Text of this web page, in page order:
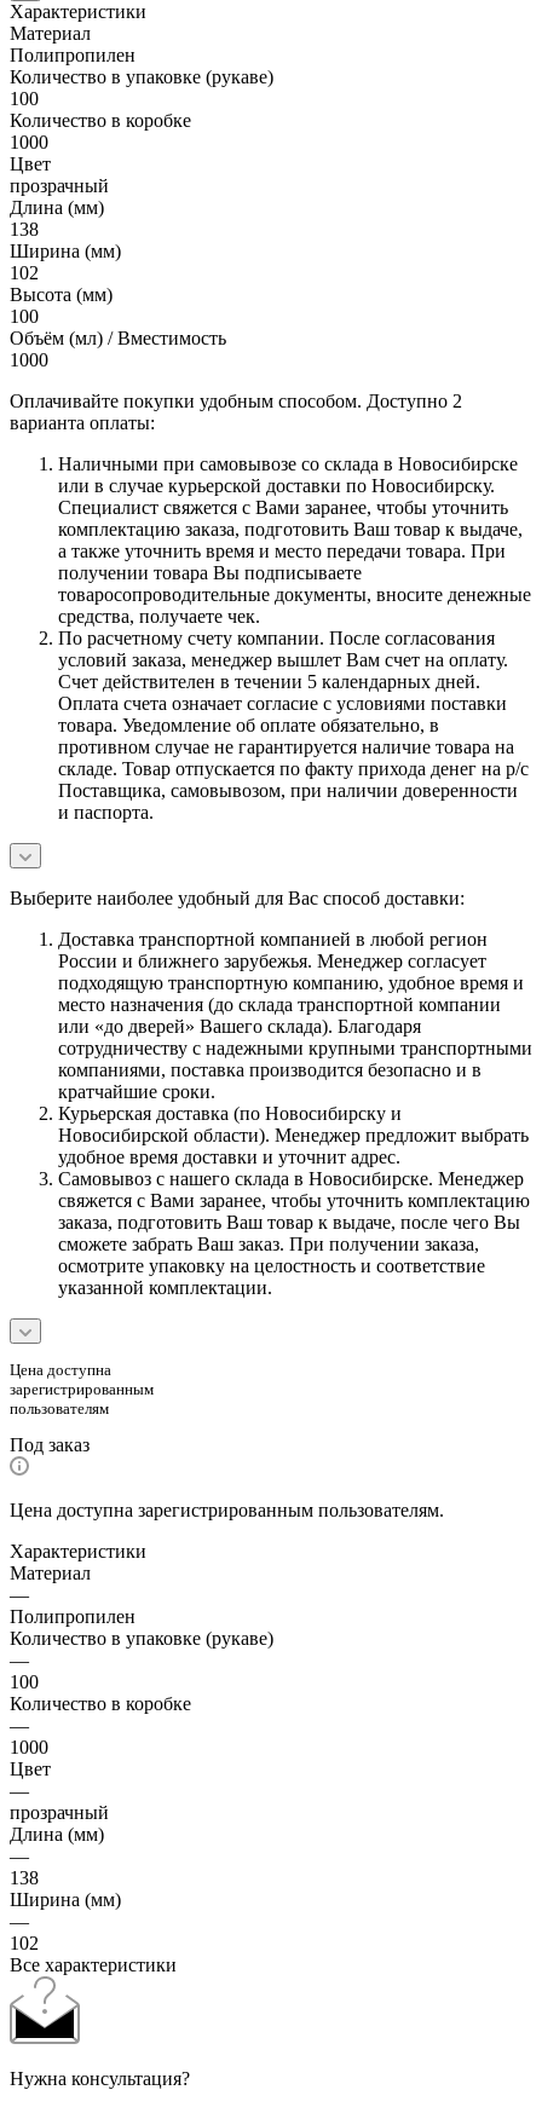
Характеристики
Материал
Полипропилен
Количество в упаковке (рукаве)
100
Количество в коробке
1000
Цвет
прозрачный
Длина (мм)
138
Ширина (мм)
102
Высота (мм)
100
Объём (мл) / Вместимость
1000
Оплачивайте покупки удобным способом. Доступно 2
варианта оплаты:
Наличными при самовывозе со склада в Новосибирске
или в случае курьерской доставки по Новосибирску.
Специалист свяжется с Вами заранее, чтобы уточнить
комплектацию заказа, подготовить Ваш товар к выдаче,
а также уточнить время и место передачи товара. При
получении товара Вы подписываете
товаросопроводительные документы, вносите денежные
средства, получаете чек.
По расчетному счету компании. После согласования
условий заказа, менеджер вышлет Вам счет на оплату.
Счет действителен в течении 5 календарных дней.
Оплата счета означает согласие с условиями поставки
товара. Уведомление об оплате обязательно, в
противном случае не гарантируется наличие товара на
складе. Товар отпускается по факту прихода денег на р/с
Поставщика, самовывозом, при наличии доверенности
и паспорта.
Выберите наиболее удобный для Вас способ доставки:
Доставка транспортной компанией в любой регион
России и ближнего зарубежья. Менеджер согласует
подходящую транспортную компанию, удобное время и
место назначения (до склада транспортной компании
или «до дверей» Вашего склада). Благодаря
сотрудничеству с надежными крупными транспортными
компаниями, поставка производится безопасно и в
кратчайшие сроки.
Курьерская доставка (по Новосибирску и
Новосибирской области). Менеджер предложит выбрать
удобное время доставки и уточнит адрес.
Самовывоз с нашего склада в Новосибирске. Менеджер
свяжется с Вами заранее, чтобы уточнить комплектацию
заказа, подготовить Ваш товар к выдаче, после чего Вы
сможете забрать Ваш заказ. При получении заказа,
осмотрите упаковку на целостность и соответствие
указанной комплектации.
Цена доступна
зарегистрированным
пользователям
Под заказ
Цена доступна зарегистрированным пользователям.
Характеристики
Материал
—
Полипропилен
Количество в упаковке (рукаве)
—
100
Количество в коробке
—
1000
Цвет
—
прозрачный
Длина (мм)
—
138
Ширина (мм)
—
102
Все характеристики
Нужна консультация?